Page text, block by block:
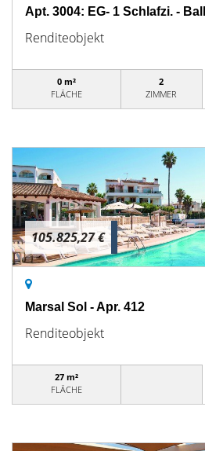
Apt. 3004: EG- 1 Schlafzi. -
Renditeobjekt
0 m²
FLÄCHE
2
ZIMMER
105.825,27 €
Marsal Sol - Apr. 412
Renditeobjekt
27 m²
FLÄCHE